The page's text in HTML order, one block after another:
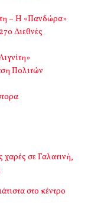
– Η «Πανδώρα»
Διεθνές
Πολιτών
χαρές σε Γαλατινή,
στο κέντρο